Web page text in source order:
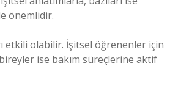
önemlidir.
etkili olabilir. İşitsel öğrenenler için
ise bakım süreçlerine aktif